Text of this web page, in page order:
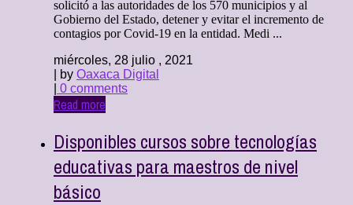
solicitó a las autoridades de los 570 municipios y al
Gobierno del Estado, detener y evitar el incremento de
contagios por Covid-19 en la entidad. Medi ...
miércoles, 28 julio , 2021
| by Oaxaca Digital
0 comments
Read more
Disponibles cursos sobre tecnologías
educativas para maestros de nivel
básico